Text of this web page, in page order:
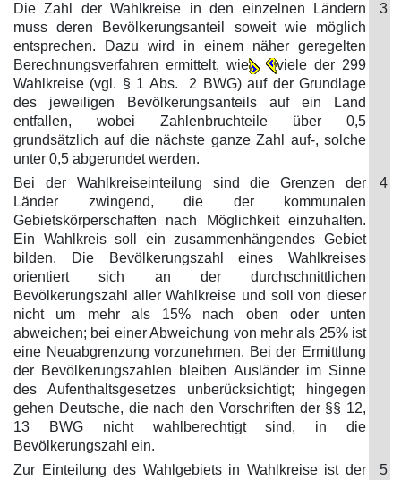
Die Zahl der Wahlkreise in den einzelnen Ländern
muss deren Bevölkerungsanteil soweit wie möglich
entsprechen. Dazu wird in einem näher geregelten
Berechnungsverfahren ermittelt, wie
viele der 299
Wahlkreise (vgl. § 1 Abs. 2 BWG) auf der Grundlage
des jeweiligen Bevölkerungsanteils auf ein Land
entfallen, wobei Zahlenbruchteile über 0,5
grundsätzlich auf die nächste ganze Zahl auf-, solche
unter 0,5 abgerundet werden.
3
Bei der Wahlkreiseinteilung sind die Grenzen der
Länder zwingend, die der kommunalen
Gebietskörperschaften nach Möglichkeit einzuhalten.
Ein Wahlkreis soll ein zusammenhängendes Gebiet
bilden. Die Bevölkerungszahl eines Wahlkreises
orientiert sich an der durchschnittlichen
Bevölkerungszahl aller Wahlkreise und soll von dieser
nicht um mehr als 15% nach oben oder unten
abweichen; bei einer Abweichung von mehr als 25% ist
eine Neuabgrenzung vorzunehmen. Bei der Ermittlung
der Bevölkerungszahlen bleiben Ausländer im Sinne
des Aufenthaltsgesetzes unberücksichtigt; hingegen
gehen Deutsche, die nach den Vorschriften der §§ 12,
13 BWG nicht wahlberechtigt sind, in die
Bevölkerungszahl ein.
4
Zur Einteilung des Wahlgebiets in Wahlkreise ist der
5